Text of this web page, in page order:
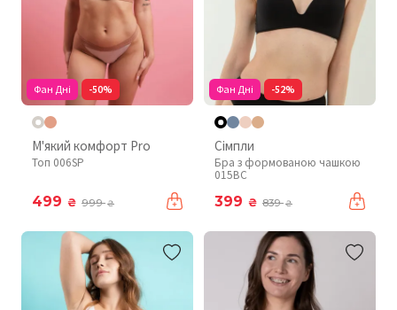
Фан Дні -50%
М'який комфорт Pro
Топ 006SP
499 ₴ 999₴
Фан Дні -52%
Сімпли
Бра з формованою чашкою
015BC
399 ₴ 839₴